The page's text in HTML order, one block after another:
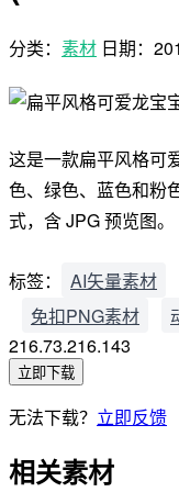
分类： 素材 日期：
这是一款扁平风格可
色、绿色、蓝色和粉
式，含 JPG 预览图。
标签： AI矢量素材
免扣PNG素材
216.73.216.143
立即下载
无法下载？ 立即反馈
相关素材